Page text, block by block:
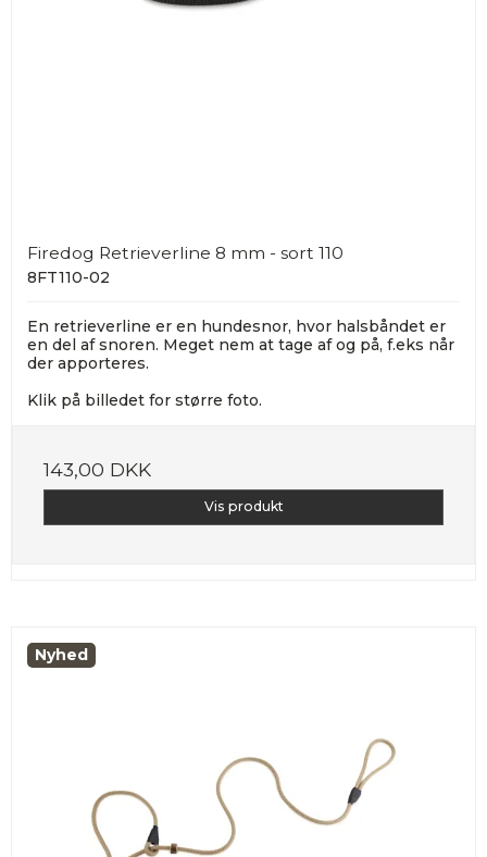
Firedog Retrieverline 8 mm - sort 110
8FT110-02
En retrieverline er en hundesnor, hvor halsbåndet er
en del af snoren. Meget nem at tage af og på, f.eks når
der apporteres.
Klik på billedet for større foto.
143,00 DKK
Vis produkt
Nyhed